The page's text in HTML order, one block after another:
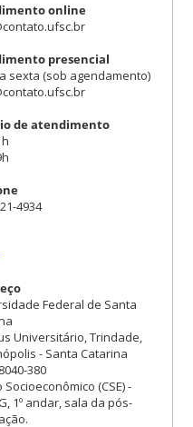
online
presencial
sexta (sob agendamento)
de atendimento
4934
Federal de Santa
Universitário, Trindade,
- Santa Catarina
380
Socioeconômico (CSE) -
1º andar, sala da pós-